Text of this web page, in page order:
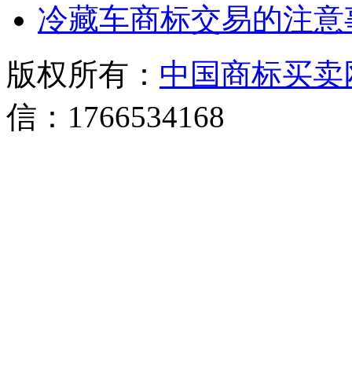
冷藏车商标交易的注意
版权所有： 中国商标买卖
信：1766534168